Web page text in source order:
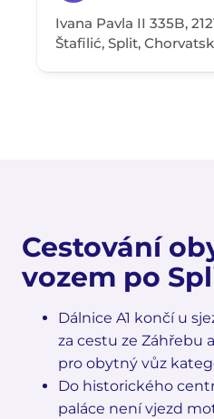
Ivana Pavla II 335B,
Štafilić, Split,
Cestování
vozem po
Dálnice A1 končí u
za cestu ze Záhřebu
pro obytný vůz
Do historického
paláce není vjezd